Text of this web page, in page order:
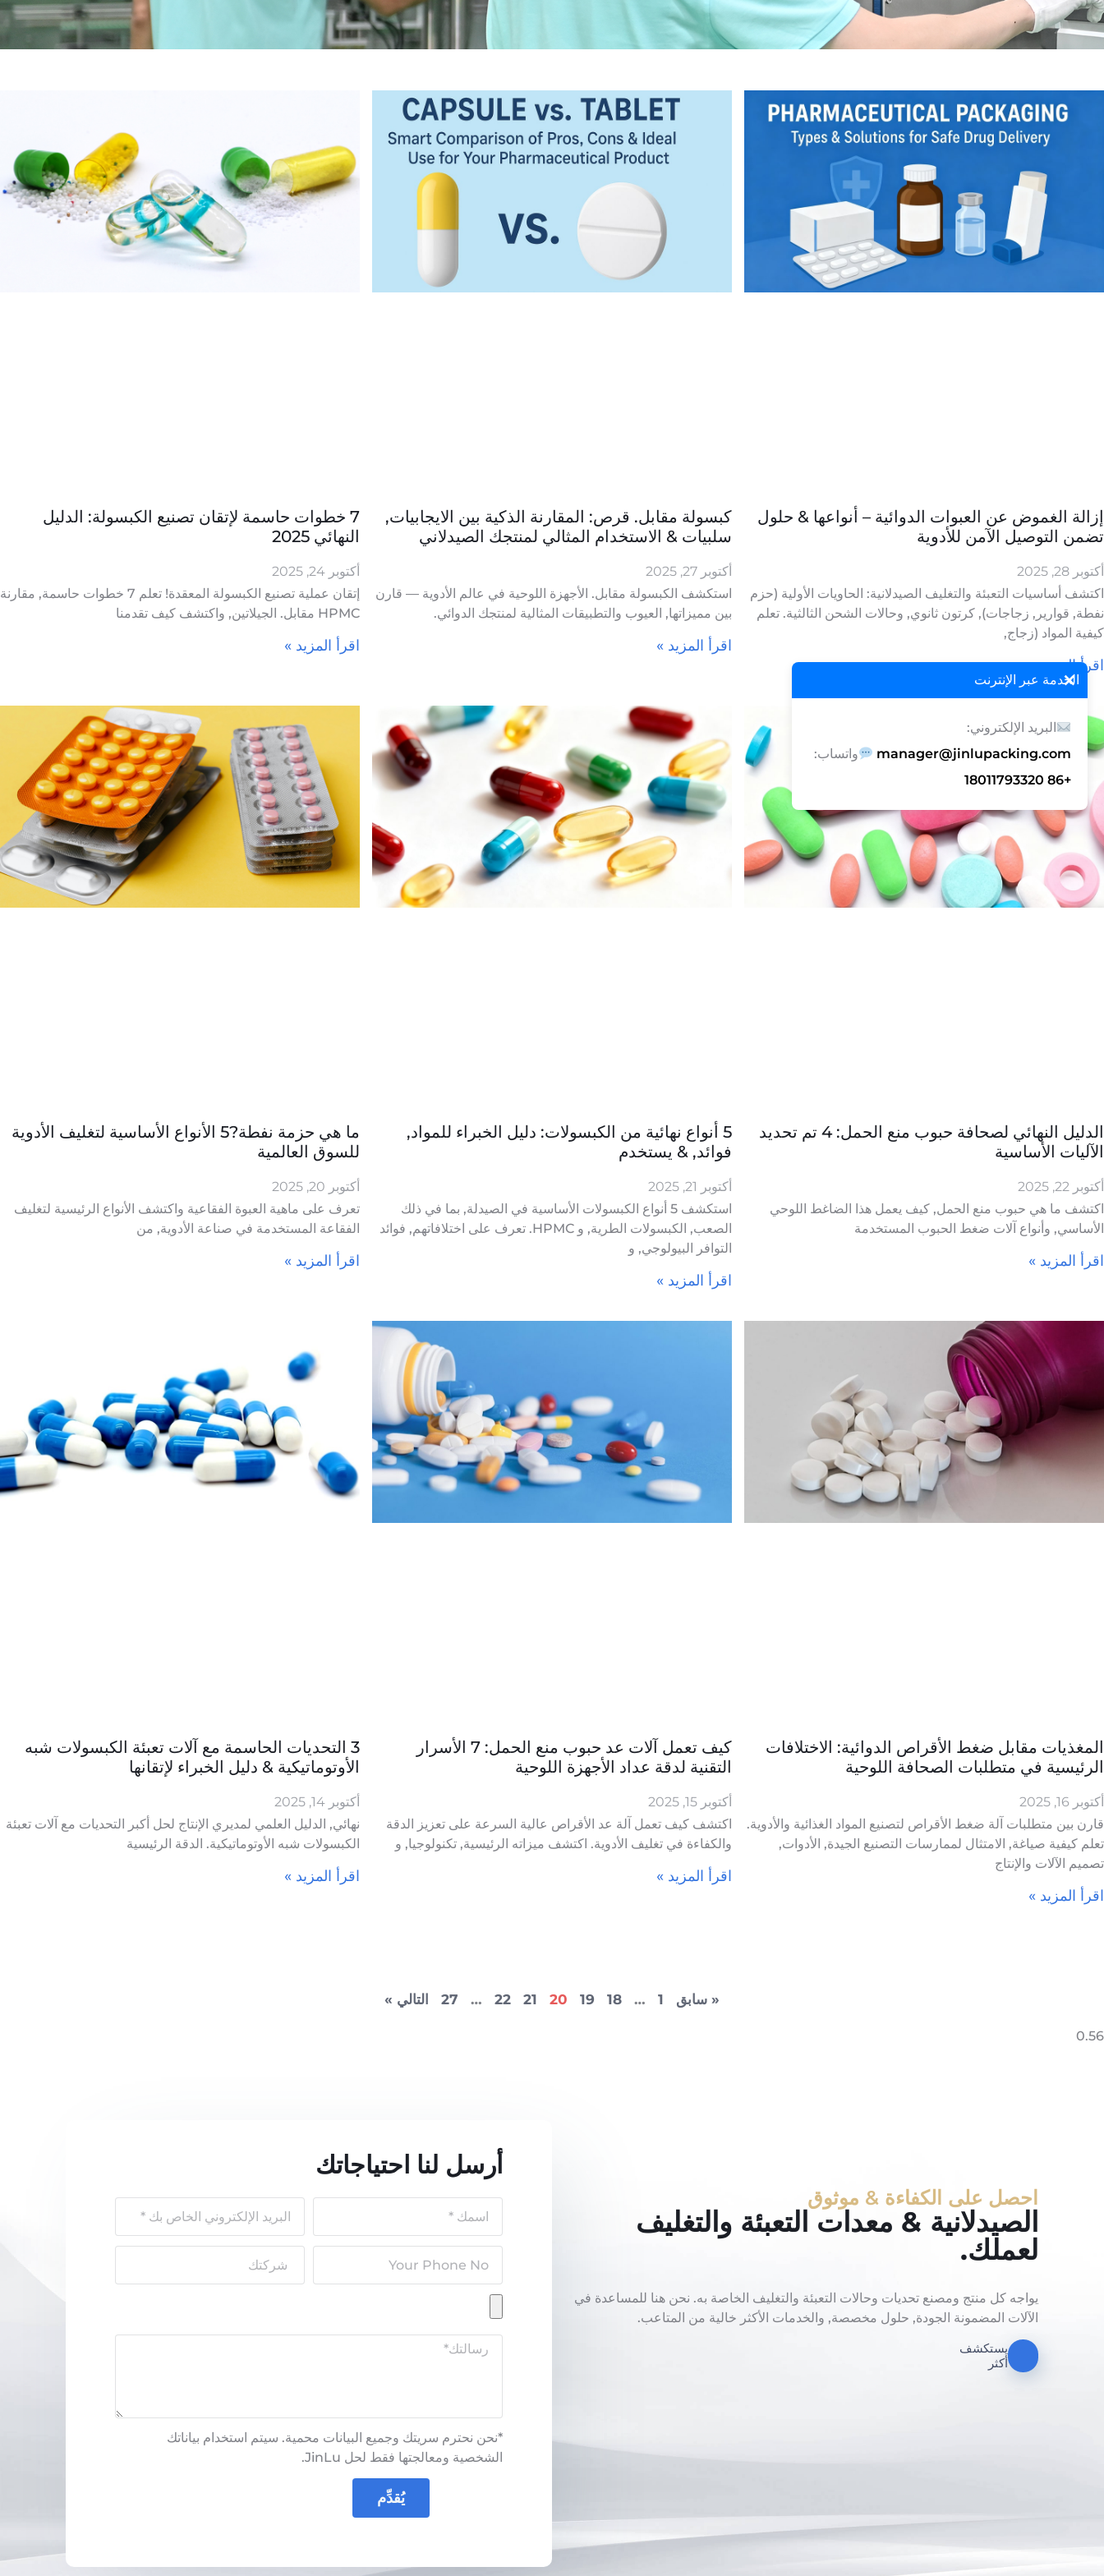
×
الخدمة عبر الإنترنت
البريد الإلكتروني:
manager@jinlupacking.com
واتساب:
+86 18011793320
إزالة الغموض عن العبوات الدوائية – أنواعها & حلول
تضمن التوصيل الآمن للأدوية
أكتوبر 28, 2025
اكتشف أساسيات التعبئة والتغليف الصيدلانية: الحاويات الأولية (حزم
نفطة, قوارير, زجاجات), كرتون ثانوي, وحالات الشحن الثالثية. تعلم
كيفية المواد (زجاج,
اقرأ المزيد »
كبسولة مقابل. قرص: المقارنة الذكية بين الايجابيات,
سلبيات & الاستخدام المثالي لمنتجك الصيدلاني
أكتوبر 27, 2025
استكشف الكبسولة مقابل. الأجهزة اللوحية في عالم الأدوية — قارن
بين مميزاتها, العيوب والتطبيقات المثالية لمنتجك الدوائي.
اقرأ المزيد »
7 خطوات حاسمة لإتقان تصنيع الكبسولة: الدليل
النهائي 2025
أكتوبر 24, 2025
إتقان عملية تصنيع الكبسولة المعقدة! تعلم 7 خطوات حاسمة, مقارنة
HPMC مقابل. الجيلاتين, واكتشف كيف تقدمنا
اقرأ المزيد »
الدليل النهائي لصحافة حبوب منع الحمل: 4 تم تحديد
الآليات الأساسية
أكتوبر 22, 2025
اكتشف ما هي حبوب منع الحمل, كيف يعمل هذا الضاغط اللوحي
الأساسي, وأنواع آلات ضغط الحبوب المستخدمة
اقرأ المزيد »
5 أنواع نهائية من الكبسولات: دليل الخبراء للمواد,
فوائد, & يستخدم
أكتوبر 21, 2025
استكشف 5 أنواع الكبسولات الأساسية في الصيدلة, بما في ذلك
الصعب, الكبسولات الطرية, و HPMC. تعرف على اختلافاتهم, فوائد
التوافر البيولوجي, و
اقرأ المزيد »
ما هي حزمة نفطة?5 الأنواع الأساسية لتغليف الأدوية
للسوق العالمية
أكتوبر 20, 2025
تعرف على ماهية العبوة الفقاعية واكتشف الأنواع الرئيسية لتغليف
الفقاعة المستخدمة في صناعة الأدوية, من
اقرأ المزيد »
المغذيات مقابل ضغط الأقراص الدوائية: الاختلافات
الرئيسية في متطلبات الصحافة اللوحية
أكتوبر 16, 2025
قارن بين متطلبات آلة ضغط الأقراص لتصنيع المواد الغذائية والأدوية.
تعلم كيفية صياغة, الامتثال لممارسات التصنيع الجيدة, الأدوات,
تصميم الآلات والإنتاج
اقرأ المزيد »
كيف تعمل آلات عد حبوب منع الحمل: 7 الأسرار
التقنية لدقة عداد الأجهزة اللوحية
أكتوبر 15, 2025
اكتشف كيف تعمل آلة عد الأقراص عالية السرعة على تعزيز الدقة
والكفاءة في تغليف الأدوية. اكتشف ميزاته الرئيسية, تكنولوجيا, و
اقرأ المزيد »
3 التحديات الحاسمة مع آلات تعبئة الكبسولات شبه
الأوتوماتيكية & دليل الخبراء لإتقانها
أكتوبر 14, 2025
نهائي, الدليل العلمي لمديري الإنتاج لحل أكبر التحديات مع آلات تعبئة
الكبسولات شبه الأوتوماتيكية. الدقة الرئيسية
اقرأ المزيد »
« سابق 1
…
18
19
20
21
22
…
27 التالي »
احصل على الكفاءة & موثوق
الصيدلانية & معدات التعبئة والتغليف
لعملك.
يواجه كل منتج ومصنع تحديات وحالات التعبئة والتغليف الخاصة به. نحن هنا للمساعدة في
الآلات المضمونة الجودة, حلول مخصصة, والخدمات الأكثر خالية من المتاعب.
يستكشف
أكثر
أرسل لنا احتياجاتك
*نحن نحترم سريتك وجميع البيانات محمية. سيتم استخدام بياناتك
الشخصية ومعالجتها فقط لحل JinLu.
يُقدِّم